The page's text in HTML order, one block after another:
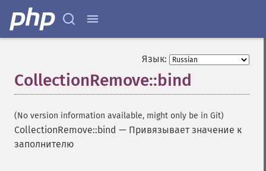
Язык:
CollectionRemove::bind
(No version information available, might only be in Git)
CollectionRemove::bind — Привязывает значение к
заполнителю